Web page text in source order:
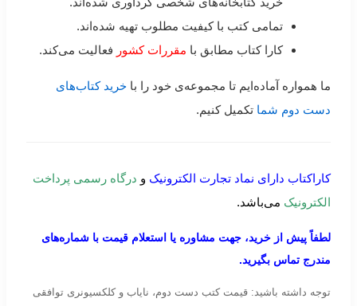
تمامی کتب با کیفیت مطلوب تهیه شده‌اند.
کارا کتاب مطابق با مقررات کشور فعالیت می‌کند.
ما همواره آماده‌ایم تا مجموعه‌ی خود را با خرید کتاب‌های
دست دوم شما تکمیل کنیم.
کاراکتاب دارای نماد تجارت الکترونیک و درگاه رسمی پرداخت
الکترونیک می‌باشد.
لطفاً پیش از خرید، جهت مشاوره یا استعلام قیمت با شماره‌های
مندرج تماس بگیرید.
توجه داشته باشید: قیمت کتب دست دوم، نایاب و کلکسیونری توافقی